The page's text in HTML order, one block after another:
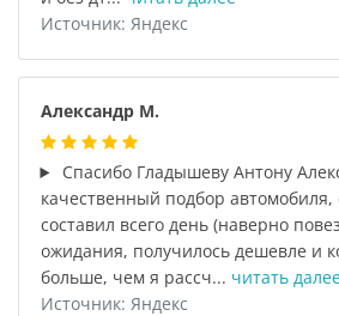
Источник: Яндекс
Александр М.
Спасибо Гладышеву Антону
качественный подбор автомобиля,
составил всего день (наверно
ожидания, получилось дешевле и
больше, чем я рассч... читать
Источник: Яндекс